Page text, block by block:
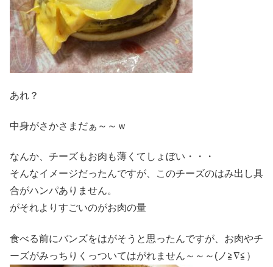
あれ？
中身がさかさまだぁ～～ｗ
なんか、チーズもお肉も薄くてしょぼい・・・
そんなイメージだったんですが、このチーズのはみ出し具
合がハンパありません。
がそれよりすごいのがお肉の量
食べる前にバンズをはがそうと思ったんですが、お肉やチ
ーズがみっちりくっついてはがれません～～～(ノ≧∇≦）